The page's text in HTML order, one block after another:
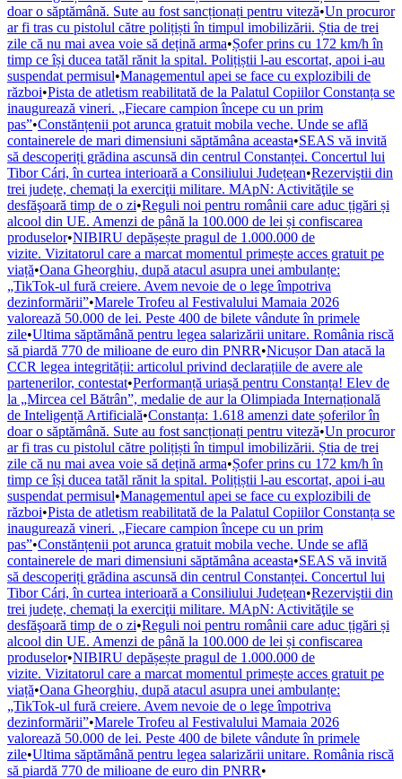
doar o săptămână. Sute au fost sancționați pentru viteză•Un procuror
ar fi tras cu pistolul către polițiști în timpul imobilizării. Știa de trei
zile că nu mai avea voie să dețină arma•Șofer prins cu 172 km/h în
timp ce își ducea tatăl rănit la spital. Polițiștii l-au escortat, apoi i-au
suspendat permisul•Managementul apei se face cu explozibili de
război•Pista de atletism reabilitată de la Palatul Copiilor Constanța se
inaugurează vineri. „Fiecare campion începe cu un prim
pas”•Constănțenii pot arunca gratuit mobila veche. Unde se află
containerele de mari dimensiuni săptămâna aceasta•SEAS vă invită
să descoperiți grădina ascunsă din centrul Constanței. Concertul lui
Tibor Cári, în curtea interioară a Consiliului Județean•Rezerviştii din
trei județe, chemaţi la exerciţii militare. MApN: Activităţile se
desfăşoară timp de o zi•Reguli noi pentru românii care aduc țigări și
alcool din UE. Amenzi de până la 100.000 de lei și confiscarea
produselor•NIBIRU depășește pragul de 1.000.000 de
vizite. Vizitatorul care a marcat momentul primește acces gratuit pe
viață•Oana Gheorghiu, după atacul asupra unei ambulanțe:
„TikTok-ul fură creiere. Avem nevoie de o lege împotriva
dezinformării”•Marele Trofeu al Festivalului Mamaia 2026
valorează 50.000 de lei. Peste 400 de bilete vândute în primele
zile•Ultima săptămână pentru legea salarizării unitare. România riscă
să piardă 770 de milioane de euro din PNRR•Nicușor Dan atacă la
CCR legea integrității: articolul privind declarațiile de avere ale
partenerilor, contestat•Performanță uriașă pentru Constanța! Elev de
la „Mircea cel Bătrân”, medalie de aur la Olimpiada Internațională
de Inteligență Artificială•Constanța: 1.618 amenzi date șoferilor în
doar o săptămână. Sute au fost sancționați pentru viteză•Un procuror
ar fi tras cu pistolul către polițiști în timpul imobilizării. Știa de trei
zile că nu mai avea voie să dețină arma•Șofer prins cu 172 km/h în
timp ce își ducea tatăl rănit la spital. Polițiștii l-au escortat, apoi i-au
suspendat permisul•Managementul apei se face cu explozibili de
război•Pista de atletism reabilitată de la Palatul Copiilor Constanța se
inaugurează vineri. „Fiecare campion începe cu un prim
pas”•Constănțenii pot arunca gratuit mobila veche. Unde se află
containerele de mari dimensiuni săptămâna aceasta•SEAS vă invită
să descoperiți grădina ascunsă din centrul Constanței. Concertul lui
Tibor Cári, în curtea interioară a Consiliului Județean•Rezerviştii din
trei județe, chemaţi la exerciţii militare. MApN: Activităţile se
desfăşoară timp de o zi•Reguli noi pentru românii care aduc țigări și
alcool din UE. Amenzi de până la 100.000 de lei și confiscarea
produselor•NIBIRU depășește pragul de 1.000.000 de
vizite. Vizitatorul care a marcat momentul primește acces gratuit pe
viață•Oana Gheorghiu, după atacul asupra unei ambulanțe:
„TikTok-ul fură creiere. Avem nevoie de o lege împotriva
dezinformării”•Marele Trofeu al Festivalului Mamaia 2026
valorează 50.000 de lei. Peste 400 de bilete vândute în primele
zile•Ultima săptămână pentru legea salarizării unitare. România riscă
să piardă 770 de milioane de euro din PNRR•